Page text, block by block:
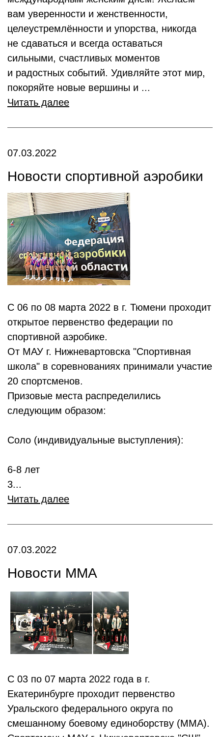
вам уверенности и женственности,
целеустремлённости и упорства, никогда
не сдаваться и всегда оставаться
сильными, счастливых моментов
и радостных событий. Удивляйте этот мир,
покоряйте новые вершины и ...
Читать далее
07.03.2022
Новости спортивной аэробики
С 06 по 08 марта 2022 в г. Тюмени проходит
открытое первенство федерации по
спортивной аэробике.
От МАУ г. Нижневартовска "Спортивная
школа" в соревнованиях принимали участие
20 спортсменов.
Призовые места распределились
следующим образом:
Соло (индивидуальные выступления):
6-8 лет
3...
Читать далее
07.03.2022
Новости ММА
С 03 по 07 марта 2022 года в г.
Екатеринбурге проходит первенство
Уральского федерального округа по
смешанному боевому единоборству (ММА).